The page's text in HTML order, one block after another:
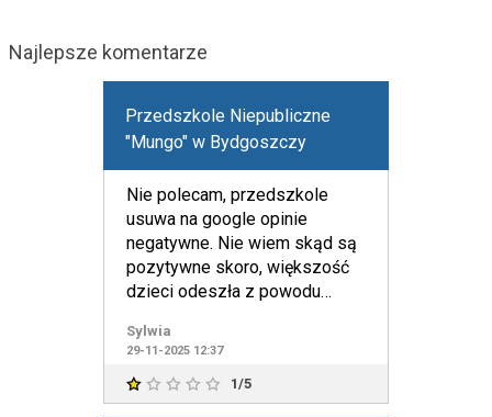
Najlepsze komentarze
Przedszkole Niepubliczne
"Mungo" w Bydgoszczy
Nie polecam, przedszkole
usuwa na google opinie
negatywne. Nie wiem skąd są
pozytywne skoro, większość
dzieci odeszła z powodu
zaczerpnąć
Sylwia
29-11-2025 12:37
1/5